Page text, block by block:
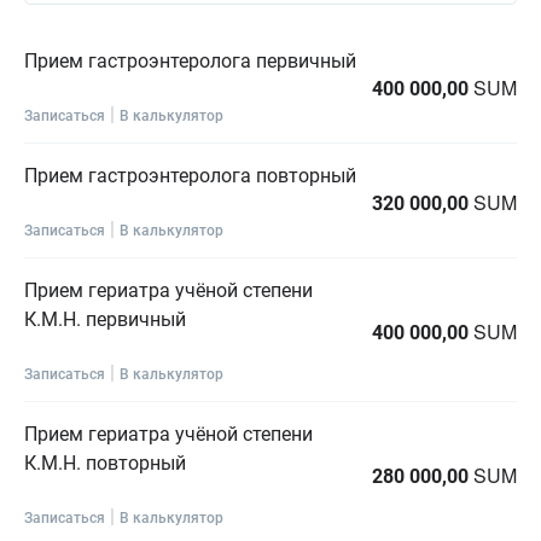
Прием гастроэнтеролога первичный
Записаться | В калькулятор
400 000,00 SUM
Прием гастроэнтеролога повторный
Записаться | В калькулятор
320 000,00 SUM
Прием гериатра учёной степени
К.М.Н. первичный
Записаться | В калькулятор
400 000,00 SUM
Прием гериатра учёной степени
К.М.Н. повторный
Записаться | В калькулятор
280 000,00 SUM